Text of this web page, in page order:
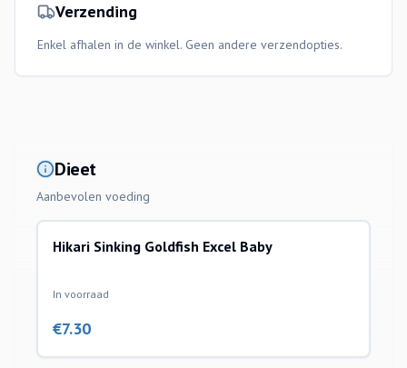
Verzending
Enkel afhalen in de winkel. Geen andere verzendopties.
Dieet
Aanbevolen voeding
Hikari Sinking Goldfish Excel Baby
In voorraad
€7.30